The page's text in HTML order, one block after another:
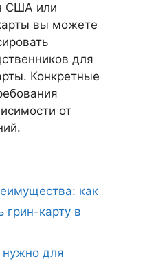
США или
вы можете
для
Конкретные
от
как
грин-карту в
нужно для